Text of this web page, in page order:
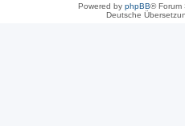
Powered by phpBB® Forum
Deutsche